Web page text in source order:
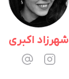
شهرزاد اکبری